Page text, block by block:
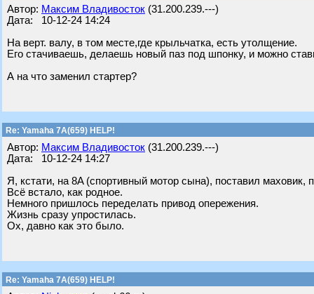
Автор: Максим Владивосток (31.200.239.---)
Дата: 10-12-24 14:24
На верт. валу, в том месте,где крыльчатка, есть утолщение.
Его стачиваешь, делаешь новый паз под шпонку, и можно
А на что заменил стартер?
Re: Yamaha 7A(659) HELP!
Автор: Максим Владивосток (31.200.239.---)
Дата: 10-12-24 14:27
Я, кстати, на 8A (спортивный мотор сына), поставил
Всё встало, как родное.
Немного пришлось переделать привод опережения.
Жизнь сразу упростилась.
Ох, давно как это было.
Re: Yamaha 7A(659) HELP!